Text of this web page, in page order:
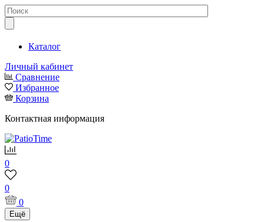
Каталог
Личный кабинет
Сравнение
Избранное
Корзина
Контактная информация
0
0
0
Ещё